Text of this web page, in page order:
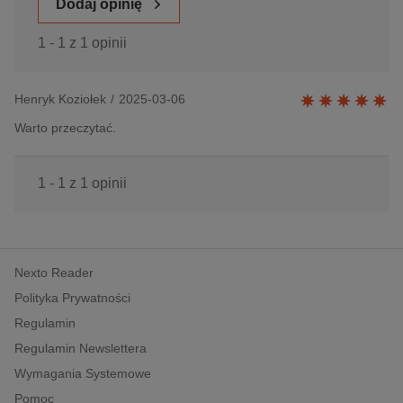
Dodaj opinię
1 - 1 z 1 opinii
Henryk Koziołek / 2025-03-06
Warto przeczytać.
1 - 1 z 1 opinii
Nexto Reader
Polityka Prywatności
Regulamin
Regulamin Newslettera
Wymagania Systemowe
Pomoc